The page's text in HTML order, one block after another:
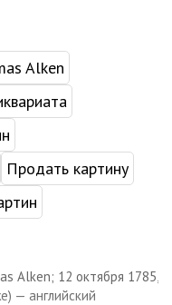
Alken
Продать картину
Alken; 12 октября 1785,
— английский